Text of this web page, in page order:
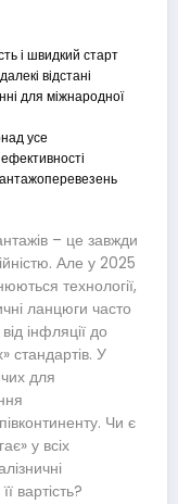
і швидкий старт
відстані
для міжнародної
усе
– це завжди
Але у 2025
технології,
ланцюги часто
інфляції до
стандартів. У
для
Чи є
у всіх
вартість?